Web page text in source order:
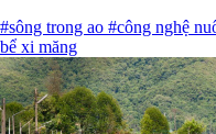
#sông trong ao #công nghệ
bể xi măng